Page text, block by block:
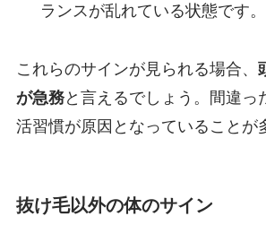
ランスが乱れている状態です。
これらのサインが見られる場合、
が急務と言えるでしょう。間違っ
活習慣が原因となっていることが
抜け毛以外の体のサイン